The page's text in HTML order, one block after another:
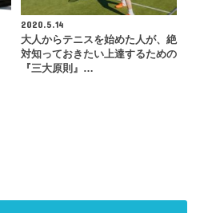
2020.5.14
大人からテニスを始めた人が、絶
対知っておきたい上達するための
『三大原則』…